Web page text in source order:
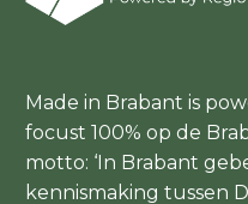
Made in Brabant is
focust 100% op de
motto: ‘In Brabant
kennismaking tussen